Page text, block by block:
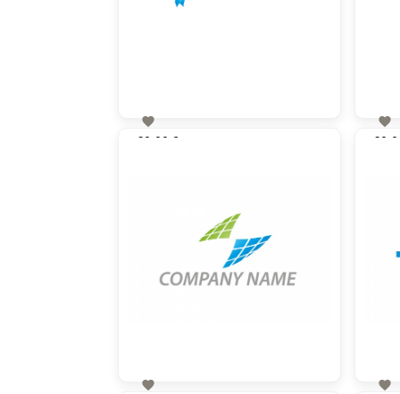

60,00 €

 